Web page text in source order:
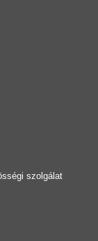
szolgálat